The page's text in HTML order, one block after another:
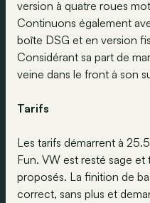
version à quatre roues
Continuons également
boîte DSG et en version
Considérant sa part de
veine dans le front à son
Tarifs
Les tarifs démarrent à
Fun. VW est resté sage
proposés. La finition de
correct, sans plus et